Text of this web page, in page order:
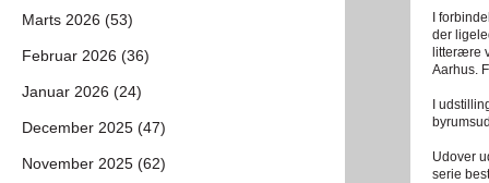
I
der
litterære
Aarhus.
I
Udover
serie
Marts 2026 (53)
Februar 2026 (36)
Januar 2026 (24)
December 2025 (47)
November 2025 (62)